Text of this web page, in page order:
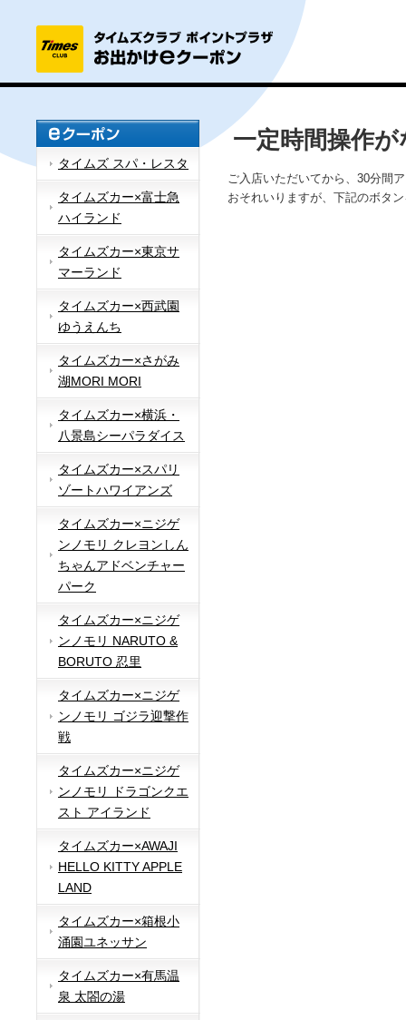
タイムズ スパ・レスタ
タイムズカー×富士急
ハイランド
タイムズカー×東京サ
マーランド
タイムズカー×西武園
ゆうえんち
タイムズカー×さがみ
湖MORI MORI
タイムズカー×横浜・
八景島シーパラダイス
タイムズカー×スパリ
ゾートハワイアンズ
タイムズカー×ニジゲ
ンノモリ クレヨンしん
ちゃんアドベンチャー
パーク
タイムズカー×ニジゲ
ンノモリ NARUTO &
BORUTO 忍里
タイムズカー×ニジゲ
ンノモリ ゴジラ迎撃作
戦
タイムズカー×ニジゲ
ンノモリ ドラゴンクエ
スト アイランド
タイムズカー×AWAJI
HELLO KITTY APPLE
LAND
タイムズカー×箱根小
涌園ユネッサン
タイムズカー×有馬温
泉 太閤の湯
一定時間操作
ご入店いただいてから、30分間
おそれいりますが、下記のボタ